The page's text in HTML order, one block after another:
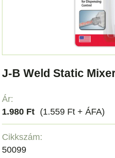
J-B Weld Static
Ár:
1.980 Ft (1.559 Ft + ÁFA)
Cikkszám:
50099